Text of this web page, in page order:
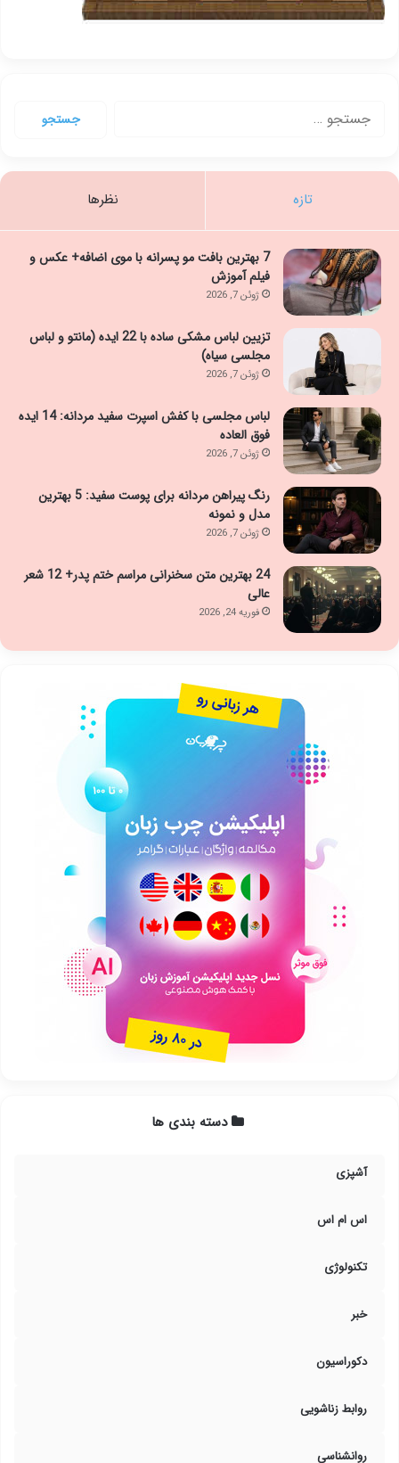
تازه نظرها
7 بهترین بافت مو پسرانه با موی اضافه+ عکس و
فیلم آموزش
ژوئن 7, 2026
تزیین لباس مشکی ساده با 22 ایده (مانتو و لباس
مجلسی سیاه)
ژوئن 7, 2026
لباس مجلسی با کفش اسپرت سفید مردانه: 14 ایده
فوق العاده
ژوئن 7, 2026
رنگ پیراهن مردانه برای پوست سفید: 5 بهترین
مدل و نمونه
ژوئن 7, 2026
24 بهترین متن سخنرانی مراسم ختم پدر+ 12 شعر
عالی
فوریه 24, 2026
دسته بندی ها
آشپزی
اس ام اس
تکنولوژی
خبر
دکوراسیون
روابط زناشویی
روانشناسی